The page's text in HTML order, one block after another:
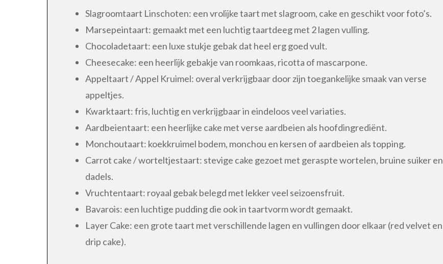
Slagroomtaart Linschoten: een vrolijke taart met slagroom, cake en geschikt voor foto’s.
Marsepeintaart: gemaakt met een luchtig taartdeeg met 2 lagen vulling.
Chocoladetaart: een luxe stukje gebak dat heel erg goed vult.
Cheesecake: een heerlijk gebakje van roomkaas, ricotta of mascarpone.
Appeltaart / Appel Kruimel: overal verkrijgbaar door zijn toegankelijke smaak van verse
appeltjes.
Kwarktaart: fris, luchtig en verkrijgbaar in eindeloos veel variaties.
Aardbeientaart: een heerlijke cake met verse aardbeien als hoofdingrediënt.
Monchoutaart: koekkruimel bodem, monchou en kersen of aardbeien als topping.
Carrot cake / worteltjestaart: stevige cake gezoet met geraspte wortelen, bruine suiker en
dadels.
Vruchtentaart: royaal gebak belegd met lekker veel seizoensfruit.
Bavarois: een luchtige pudding die ook in taartvorm wordt gemaakt.
Layer Cake: een grote taart met verschillende lagen en vullingen door elkaar (red velvet en
drip cake).